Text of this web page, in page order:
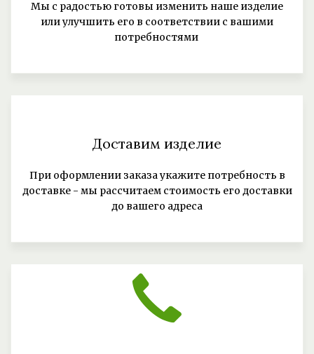
Мы с радостью готовы изменить наше изделие
или улучшить его в соответствии с вашими
потребностями
Доставим изделие
При оформлении заказа укажите потребность в
доставке - мы рассчитаем стоимость его доставки
до вашего адреса